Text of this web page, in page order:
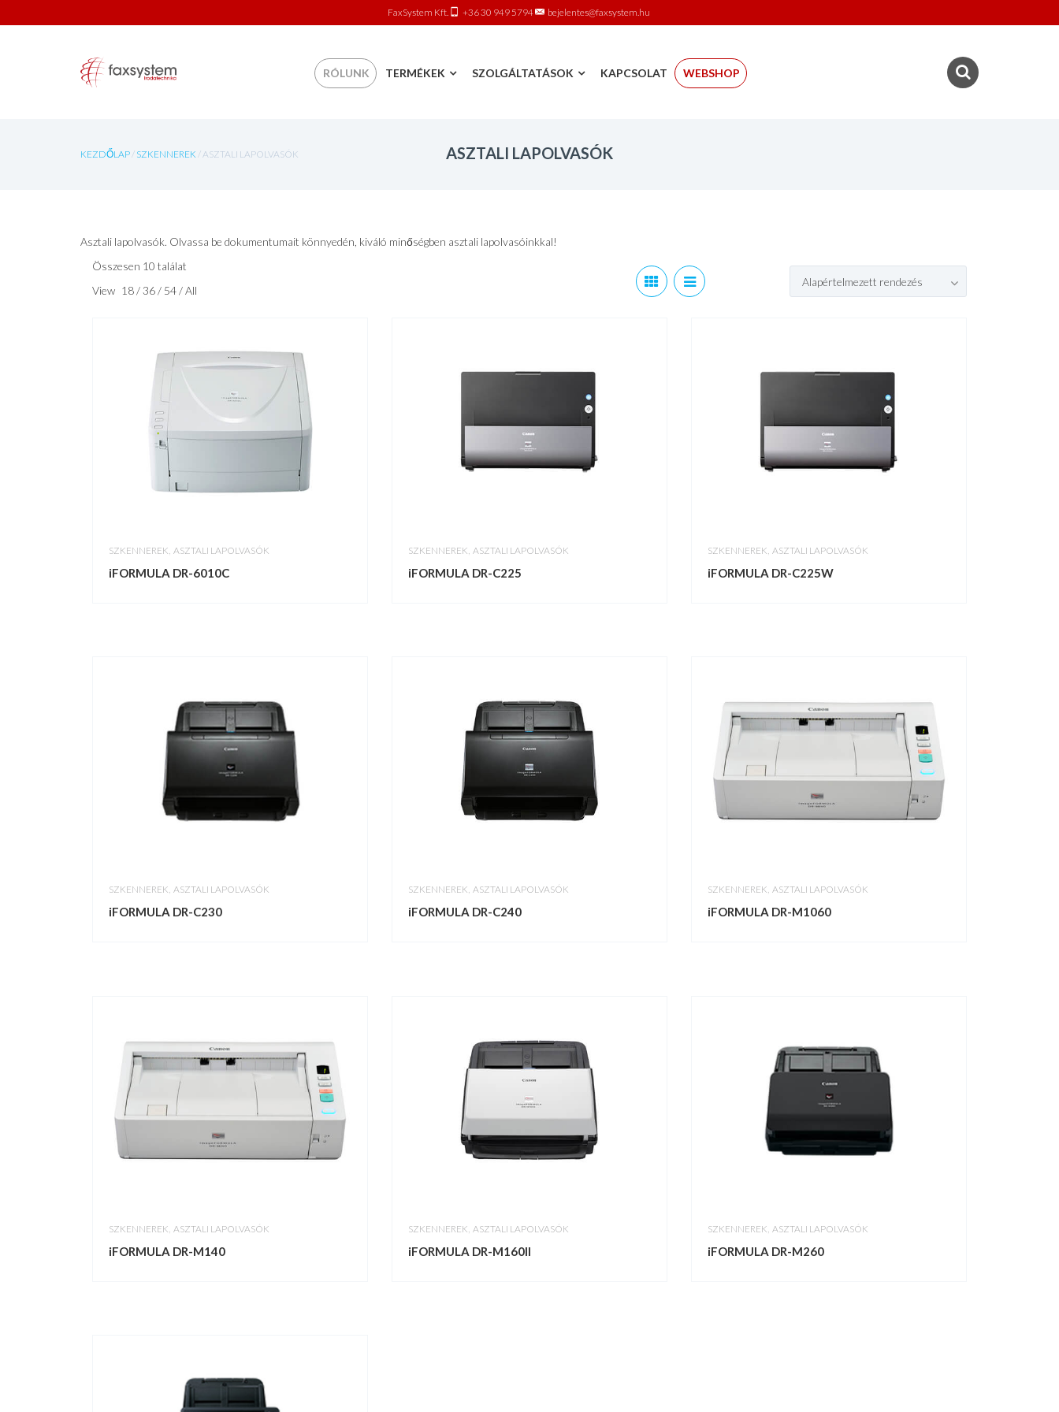
FaxSystem Kft. +36 30 949 5794 bejelentes@faxsystem.hu
Skip to content
RÓLUNK TERMÉKEK SZOLGÁLTATÁSOK KAPCSOLAT WEBSHOP
KEZDŐLAP/ SZKENNEREK/ ASZTALI LAPOLVASÓK ASZTALI LAPOLVASÓK
Asztali lapolvasók. Olvassa be dokumentumait könnyedén, kiváló minőségben asztali lapolvasóinkkal!
Összesen 10 találat
View 18/36/ 54/All
Alapértelmezett rendezés
SZKENNEREK ASZTALI LAPOLVASÓK
iFORMULA DR-6010C
SZKENNEREK ASZTALI LAPOLVASÓK
iFORMULA DR-C225
SZKENNEREK ASZTALI LAPOLVASÓK
iFORMULA DR-C225W
SZKENNEREK ASZTALI LAPOLVASÓK
iFORMULA DR-C230
SZKENNEREK ASZTALI LAPOLVASÓK
iFORMULA DR-C240
SZKENNEREK ASZTALI LAPOLVASÓK
iFORMULA DR-M1060
SZKENNEREK ASZTALI LAPOLVASÓK
iFORMULA DR-M140
SZKENNEREK ASZTALI LAPOLVASÓK
iFORMULA DR-M160II
SZKENNEREK ASZTALI LAPOLVASÓK
iFORMULA DR-M260